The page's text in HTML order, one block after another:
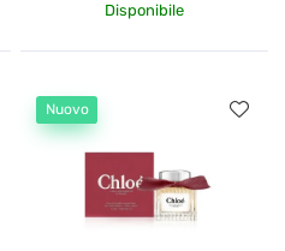
Disponibile
Nuovo